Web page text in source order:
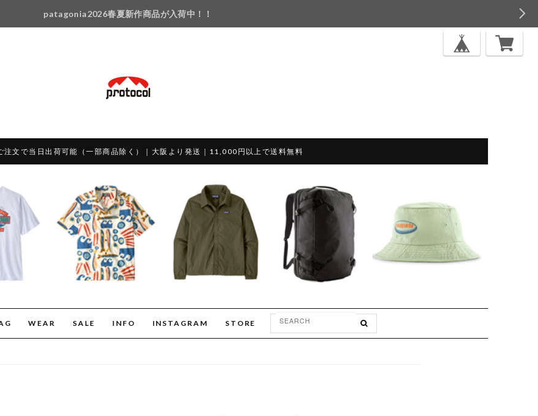
patagonia2026春夏新作商品が入荷中！！
注文で当日出荷可能（一部商品除く）｜大阪より発送｜11,000円以上で送料無料
WEAR SALE INFO INSTAGRAM STORE